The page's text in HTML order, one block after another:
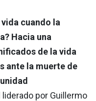
cuando la
Hacia una
de la vida
ante la muerte de
liderado por Guillermo